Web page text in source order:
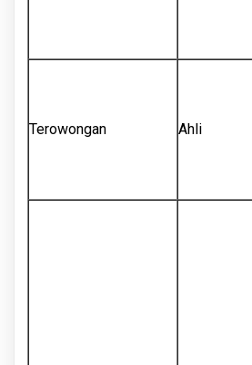
Terowongan Ahli